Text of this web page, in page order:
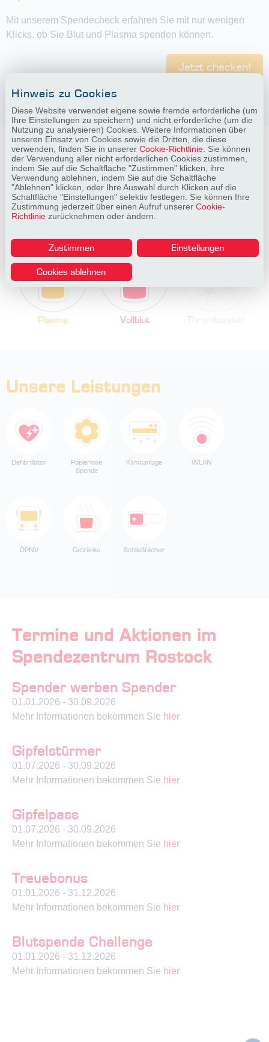
Mit unserem Spendecheck erfahren Sie mit nur wenigen
Klicks, ob Sie Blut und Plasma spenden können.
Jetzt checken!
Mögliche Spendeformen
Im Spendezentrum Rostock sind folgende Spendeformen
Plasma Vollblut
Unsere Leistungen
Defibrillator
Papierlose
Spende
Klimaanlage WLAN
ÖPNV Getränke Schließfächer
Termine und Aktionen im
Spendezentrum Rostock
Spender werben Spender
01.01.2026 - 30.09.2026
Mehr Informationen bekommen Sie hier
Gipfelstürmer
01.07.2026 - 30.09.2026
Mehr Informationen bekommen Sie hier
Gipfelpass
01.07.2026 - 30.09.2026
Mehr Informationen bekommen Sie hier
Treuebonus
01.01.2026 - 31.12.2026
Mehr Informationen bekommen Sie hier
Blutspende Challenge
01.01.2026 - 31.12.2026
Mehr Informationen bekommen Sie hier
Hinweis zu Cookies
Diese Website verwendet eigene sowie fremde erforderliche (um
Ihre Einstellungen zu speichern) und nicht erforderliche (um die
Nutzung zu analysieren) Cookies. Weitere Informationen über
unseren Einsatz von Cookies sowie die Dritten, die diese
verwenden, finden Sie in unserer Cookie-Richtlinie. Sie können
der Verwendung aller nicht erforderlichen Cookies zustimmen,
indem Sie auf die Schaltfläche "Zustimmen" klicken, ihre
Verwendung ablehnen, indem Sie auf die Schaltfläche
"Ablehnen" klicken, oder Ihre Auswahl durch Klicken auf die
Schaltfläche "Einstellungen" selektiv festlegen. Sie können Ihre
Zustimmung jederzeit über einen Aufruf unserer Cookie-
Richtliniezurücknehmen oder ändern.
Zustimmen Einstellungen
Cookies ablehnen